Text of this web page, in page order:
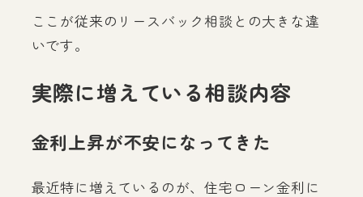
ここが従来のリースバック相談との大きな違
いです。
実際に増えている相談内容
金利上昇が不安になってきた
最近特に増えているのが、住宅ローン金利に